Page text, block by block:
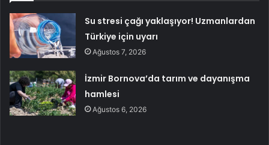
Su stresi çağı yaklaşıyor! Uzmanlardan
Türkiye için uyarı
Ağustos 7, 2026
İzmir Bornova’da tarım ve dayanışma
hamlesi
Ağustos 6, 2026